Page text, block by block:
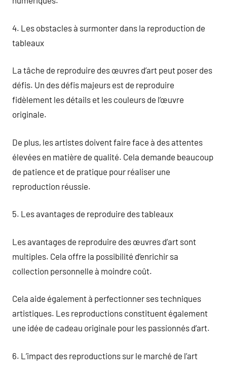
4. Les obstacles à surmonter dans la reproduction de
tableaux
La tâche de reproduire des œuvres d’art peut poser des
défis. Un des défis majeurs est de reproduire
fidèlement les détails et les couleurs de l’œuvre
originale.
De plus, les artistes doivent faire face à des attentes
élevées en matière de qualité. Cela demande beaucoup
de patience et de pratique pour réaliser une
reproduction réussie.
5. Les avantages de reproduire des tableaux
Les avantages de reproduire des œuvres d’art sont
multiples. Cela offre la possibilité d’enrichir sa
collection personnelle à moindre coût.
Cela aide également à perfectionner ses techniques
artistiques. Les reproductions constituent également
une idée de cadeau originale pour les passionnés d’art.
6. L’impact des reproductions sur le marché de l’art